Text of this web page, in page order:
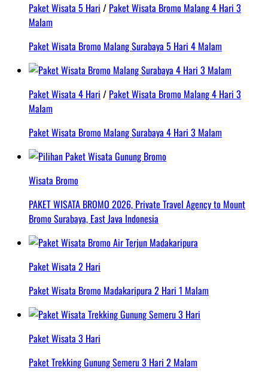
Paket Wisata 5 Hari / Paket Wisata Bromo Malang 4 Hari 3
Malam
Paket Wisata Bromo Malang Surabaya 5 Hari 4 Malam
Paket Wisata 4 Hari / Paket Wisata Bromo Malang 4 Hari 3
Malam
Paket Wisata Bromo Malang Surabaya 4 Hari 3 Malam
Wisata Bromo
PAKET WISATA BROMO 2026, Private Travel Agency to Mount
Bromo Surabaya, East Java Indonesia
Paket Wisata 2 Hari
Paket Wisata Bromo Madakaripura 2 Hari 1 Malam
Paket Wisata 3 Hari
Paket Trekking Gunung Semeru 3 Hari 2 Malam